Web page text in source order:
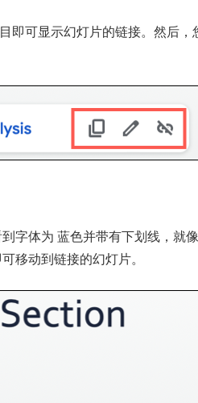
即可显示幻灯片的链接。然后，
字体为 蓝色并带有下划线，就
移动到链接的幻灯片。